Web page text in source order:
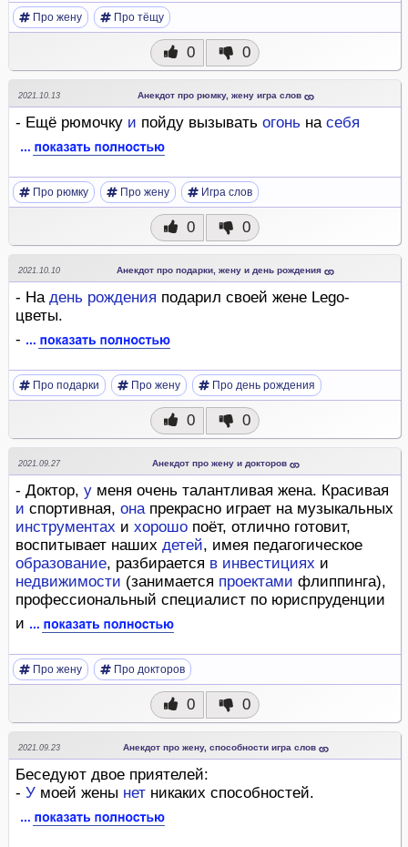
Про жену Про тёщу
0 0
2021.10.13 Анекдот про рюмку, жену игра слов
- Ещё рюмочку и пойду вызывать огонь на себя
Про рюмку Про жену Игра слов
0 0
2021.10.10 Анекдот про подарки, жену и день рождения
- На день рождения подарил своей жене Lego-
цветы.
-
Про подарки Про жену Про день рождения
0 0
2021.09.27 Анекдот про жену и докторов
- Доктор, у меня очень талантливая жена. Красивая
и спортивная, онапрекрасно играет на музыкальных
инструментах и хорошо поёт, отлично готовит,
воспитывает наших детей, имея педагогическое
образование, разбирается в инвестициях и
недвижимости (занимается проектами флиппинга),
профессиональный специалист по юриспруденции
и
Про жену Про докторов
0 0
2021.09.23 Анекдот про жену, способности игра слов
Беседуют двое приятелей:
- У моей жены нет никаких способностей.